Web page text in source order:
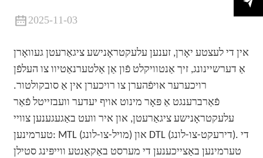
2025-11-03
אין די לעצטע יאָרן, זענען עלעקטראָנישע ציגאַרעטן געוואָרן
אַ דערשיינונג, זיך אַנטוויקלט פֿון אַן אַלטערנאַטיוו צו העלפֿן
רויכערער אויפֿהערן צו רויכערן אין אַ סובקולטור.
פֿאַרברענגט אַ פּאָר מינוט אויף יעדער וועבזייטל פֿאַר
עלעקטראָנישע ציגאַרעטן, און איר וועט באַגעגענען צוויי
טערמינען: MTL (מויל-צו-לונג) און DTL (דירעקט-צו-לונג). די
טערמינען באַצייכענען די מערסט באַקאַנטע ווייפּינג סטילן